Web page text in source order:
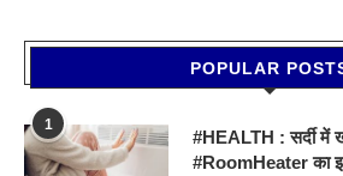
POPULAR
1
#HEALTH : सर्दी में
#RoomHeater का